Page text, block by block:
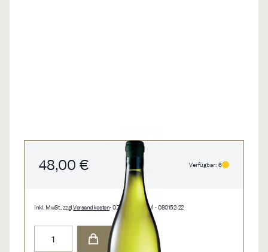
48,00 € Verfügbar: 6
inkl. MwSt., zzgl.Versandkosten• 0,75 l • 64,00 €/l • 080152-22